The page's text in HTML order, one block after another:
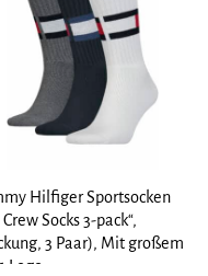
Hilfiger Sportsocken
Crew Socks 3-pack“,
3 Paar), Mit großem
Logo